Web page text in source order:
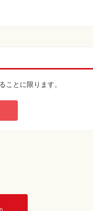
ことに限ります。